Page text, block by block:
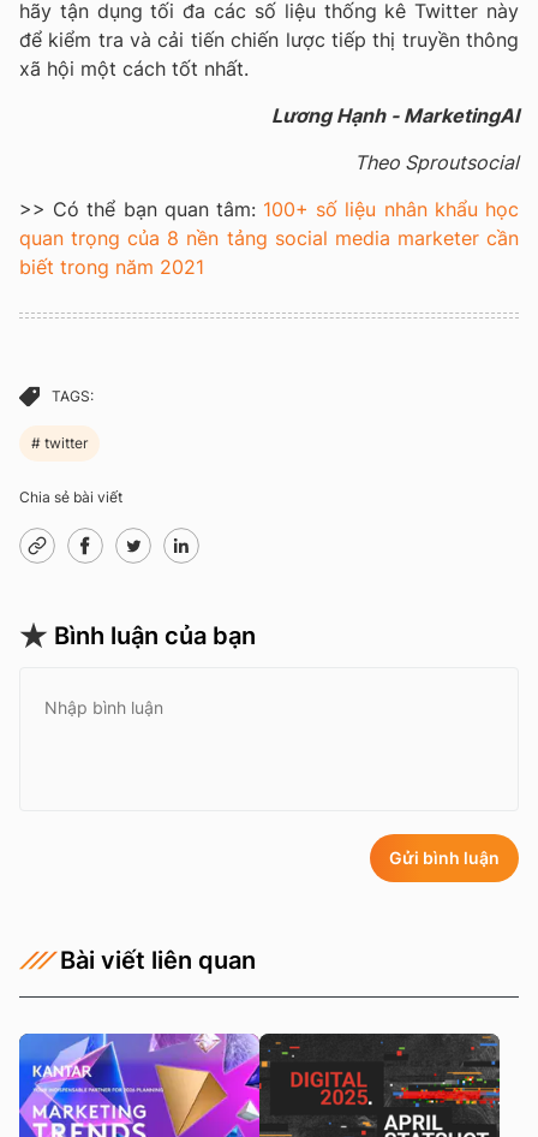
hãy tận dụng tối đa các số liệu thống kê Twitter này
để kiểm tra và cải tiến chiến lược tiếp thị truyền thông
xã hội một cách tốt nhất.
Lương Hạnh - MarketingAI
Theo Sproutsocial
>> Có thể bạn quan tâm: 100+ số liệu nhân khẩu học
quan trọng của 8 nền tảng social media marketer cần
biết trong năm 2021
TAGS:
twitter
Chia sẻ bài viết
Bình luận của bạn
Gửi bình luận
Bài viết liên quan